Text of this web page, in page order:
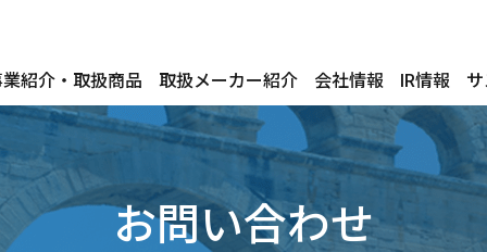
紹介・取扱商品 取扱メーカー紹介 会社情報 IR情報
お問い合わせ